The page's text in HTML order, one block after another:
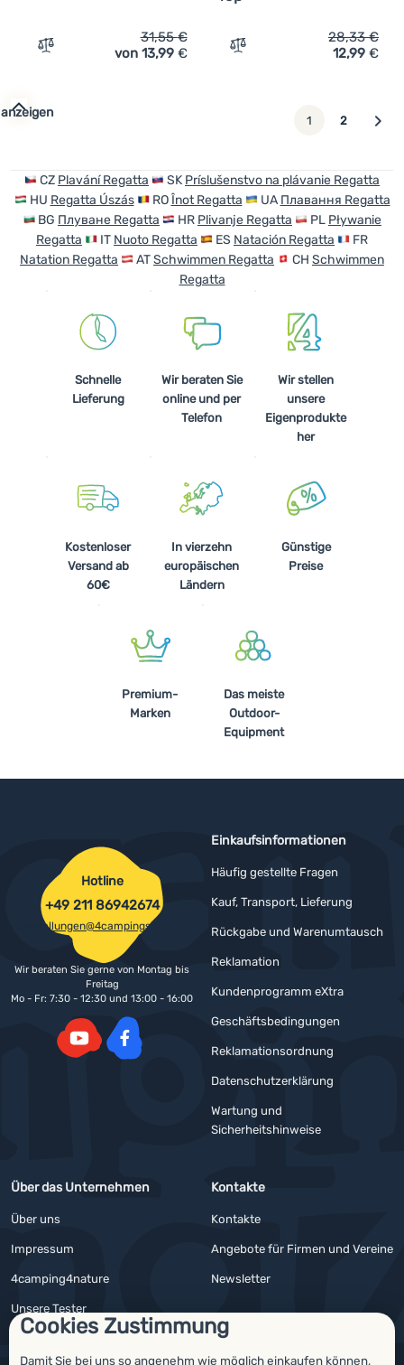
Cookies Zustimmung
Damit Sie bei uns so angenehm wie möglich einkaufen können,
Zum Vergleich 'Kinderbadeanzug Regatta Katrisse'
31,55€
von 13,99 € Zum Vergleich
28,33€
12,99 €
1 2 weiter
CZ Plavání Regatta SK Príslušenstvo na plávanie Regatta
HU Regatta Úszás ROÎnot Regatta UA Плавання Regatta
BG Плуване Regatta HR Plivanje Regatta PL Pływanie
Regatta
IT Nuoto Regatta ES Natación Regatta
FR
Natation Regatta
ATSchwimmen Regatta CH Schwimmen
Regatta
Schnelle
Lieferung
Wir beraten Sie
online und per
Telefon
Wir stellen
unsere
Eigenprodukte
her
Kostenloser
Versand ab
60€
In vierzehn
europäischen
Ländern
Günstige
Preise
Premium-
Marken
Das meiste
Outdoor-
Equipment
Einkaufsinformationen
Häufig gestellte Fragen
Kauf, Transport, Lieferung
Rückgabe und Warenumtausch
Reklamation
Kundenprogramm eXtra
Geschäftsbedingungen
Reklamationsordnung
Datenschutzerklärung
Wartung und
Sicherheitshinweise
Über das Unternehmen
Über uns
Impressum
4camping4nature
Unsere Tester
Kontakte
Kontakte
Angebote für Firmen und Vereine
Newsletter
Hotline
+49 211 86942674
bestellungen@4campingshop.de
Wir beraten Sie gerne von Montag bis
Freitag
Mo - Fr: 7:30 - 12:30 und 13:00 - 16:00